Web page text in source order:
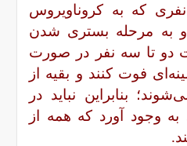
همچنین از هر 100 نفری که به کروناویروس
و به مرحله بستری شدن
دو تا سه نفر در صورت
فوت کنند و بقیه از
بنابراین نباید در
وجود آورد که همه از